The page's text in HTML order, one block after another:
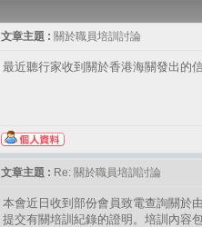
文章主題 : 關於職員培訓討論
最近聽行家收到關於香港海關發出的
文章主題 : Re: 關於職員培訓討論
本會近日收到部份會員致電查詢關於
提交有關培訓紀錄的證明。培訓內容